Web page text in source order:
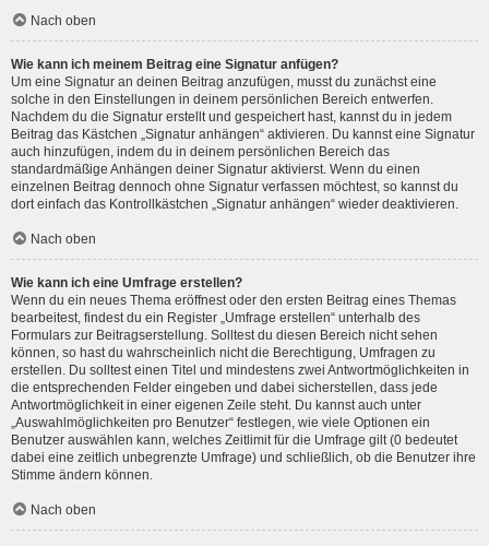
Nach oben
Wie kann ich meinem Beitrag eine Signatur anfügen?
Um eine Signatur an deinen Beitrag anzufügen, musst du zunächst eine
solche in den Einstellungen in deinem persönlichen Bereich entwerfen.
Nachdem du die Signatur erstellt und gespeichert hast, kannst du in jedem
Beitrag das Kästchen „Signatur anhängen“ aktivieren. Du kannst eine Signatur
auch hinzufügen, indem du in deinem persönlichen Bereich das
standardmäßige Anhängen deiner Signatur aktivierst. Wenn du einen
einzelnen Beitrag dennoch ohne Signatur verfassen möchtest, so kannst du
dort einfach das Kontrollkästchen „Signatur anhängen“ wieder deaktivieren.
Nach oben
Wie kann ich eine Umfrage erstellen?
Wenn du ein neues Thema eröffnest oder den ersten Beitrag eines Themas
bearbeitest, findest du ein Register „Umfrage erstellen“ unterhalb des
Formulars zur Beitragserstellung. Solltest du diesen Bereich nicht sehen
können, so hast du wahrscheinlich nicht die Berechtigung, Umfragen zu
erstellen. Du solltest einen Titel und mindestens zwei Antwortmöglichkeiten in
die entsprechenden Felder eingeben und dabei sicherstellen, dass jede
Antwortmöglichkeit in einer eigenen Zeile steht. Du kannst auch unter
„Auswahlmöglichkeiten pro Benutzer“ festlegen, wie viele Optionen ein
Benutzer auswählen kann, welches Zeitlimit für die Umfrage gilt (0 bedeutet
dabei eine zeitlich unbegrenzte Umfrage) und schließlich, ob die Benutzer ihre
Stimme ändern können.
Nach oben